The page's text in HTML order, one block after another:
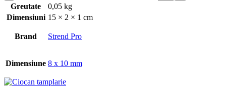
Greutate
0,05 kg
Dimensiuni 15 × 2 × 1 cm
Brand Strend Pro
Dimensiune 8 x 10 mm